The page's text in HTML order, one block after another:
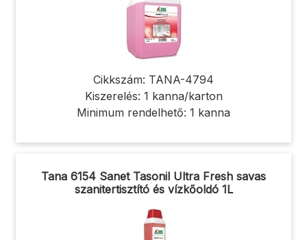
Cikkszám: TANA-4794
Kiszerelés: 1 kanna/karton
Minimum rendelhető: 1 kanna
Tana 6154 Sanet Tasonil Ultra Fresh savas
szanitertisztító és vízkőoldó 1L